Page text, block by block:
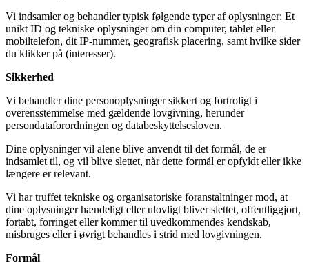
Vi indsamler og behandler typisk følgende typer af oplysninger: Et
unikt ID og tekniske oplysninger om din computer, tablet eller
mobiltelefon, dit IP-nummer, geografisk placering, samt hvilke sider
du klikker på (interesser).
Sikkerhed
Vi behandler dine personoplysninger sikkert og fortroligt i
overensstemmelse med gældende lovgivning, herunder
persondataforordningen og databeskyttelsesloven.
Dine oplysninger vil alene blive anvendt til det formål, de er
indsamlet til, og vil blive slettet, når dette formål er opfyldt eller ikke
længere er relevant.
Vi har truffet tekniske og organisatoriske foranstaltninger mod, at
dine oplysninger hændeligt eller ulovligt bliver slettet, offentliggjort,
fortabt, forringet eller kommer til uvedkommendes kendskab,
misbruges eller i øvrigt behandles i strid med lovgivningen.
Formål